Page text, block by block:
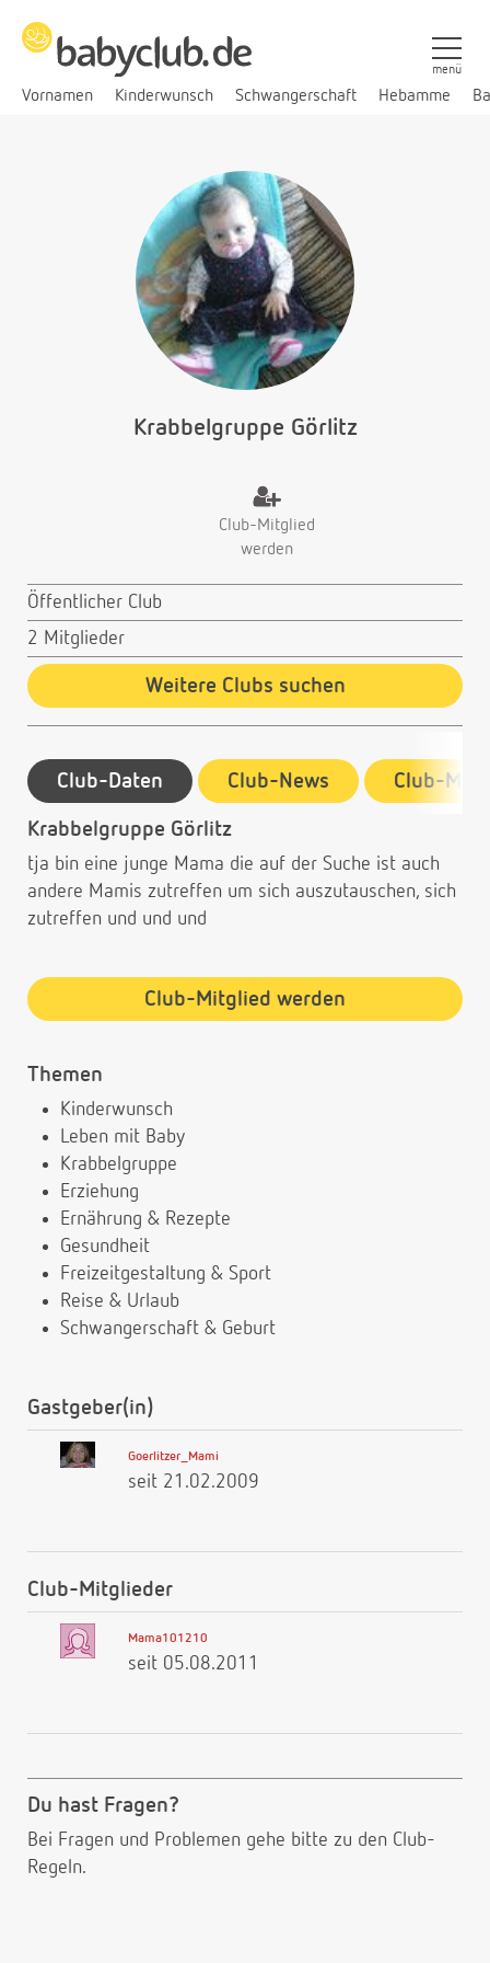
Vornamen Kinderwunsch Schwangerschaft Hebamme
menü
Krabbelgruppe Görlitz
Club-Mitglied
werden
Öffentlicher Club
2 Mitglieder
Weitere Clubs suchen
Club-Daten Club-News Club-
Krabbelgruppe Görlitz
tja bin eine junge Mama die auf der Suche ist auch
andere Mamis zutreffen um sich auszutauschen, sich
zutreffen und und und
Club-Mitglied werden
Themen
Kinderwunsch
Leben mit Baby
Krabbelgruppe
Erziehung
Ernährung & Rezepte
Gesundheit
Freizeitgestaltung & Sport
Reise & Urlaub
Schwangerschaft & Geburt
Gastgeber(in)
Goerlitzer_Mami
seit 21.02.2009
Club-Mitglieder
Mama101210
seit 05.08.2011
Du hast Fragen?
Bei Fragen und Problemen gehe bitte zu den Club-
Regeln.